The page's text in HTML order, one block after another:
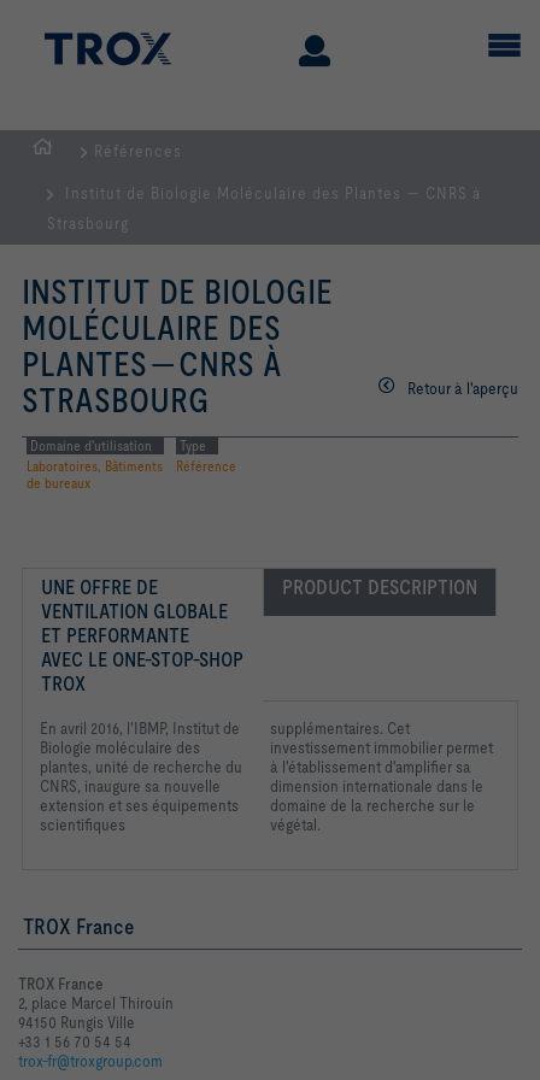
d'accueil
Références
Institut de Biologie Moléculaire des Plantes — CNRS à
Strasbourg
INSTITUT DE BIOLOGIE
MOLÉCULAIRE DES
PLANTES — CNRS À
STRASBOURG
Retour à l'aperçu
Domaine d'utilisation
Laboratoires, Bâtiments
de bureaux
Type
Référence
UNE OFFRE DE
VENTILATION GLOBALE
ET PERFORMANTE
AVEC LE ONE-STOP-SHOP
TROX
PRODUCT DESCRIPTION
En avril 2016, l'IBMP, Institut de
Biologie moléculaire des
plantes, unité de recherche du
CNRS, inaugure sa nouvelle
extension et ses équipements
scientifiques
supplémentaires. Cet
investissement immobilier permet
à l'établissement d'amplifier sa
dimension internationale dans le
domaine de la recherche sur le
végétal.
TROX France
TROX France
2, place Marcel Thirouin
94150 Rungis Ville
+33 1 56 70 54 54
trox-fr@troxgroup.com